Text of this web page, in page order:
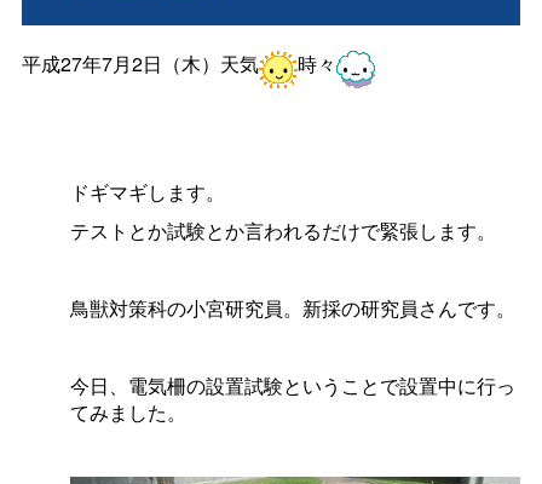
平成27年7月2日（木）天気 時々
ドギマギします。
テストとか試験とか言われるだけで緊張します。
鳥獣対策科の小宮研究員。新採の研究員さんです。
今日、電気柵の設置試験ということで設置中に行っ
てみました。